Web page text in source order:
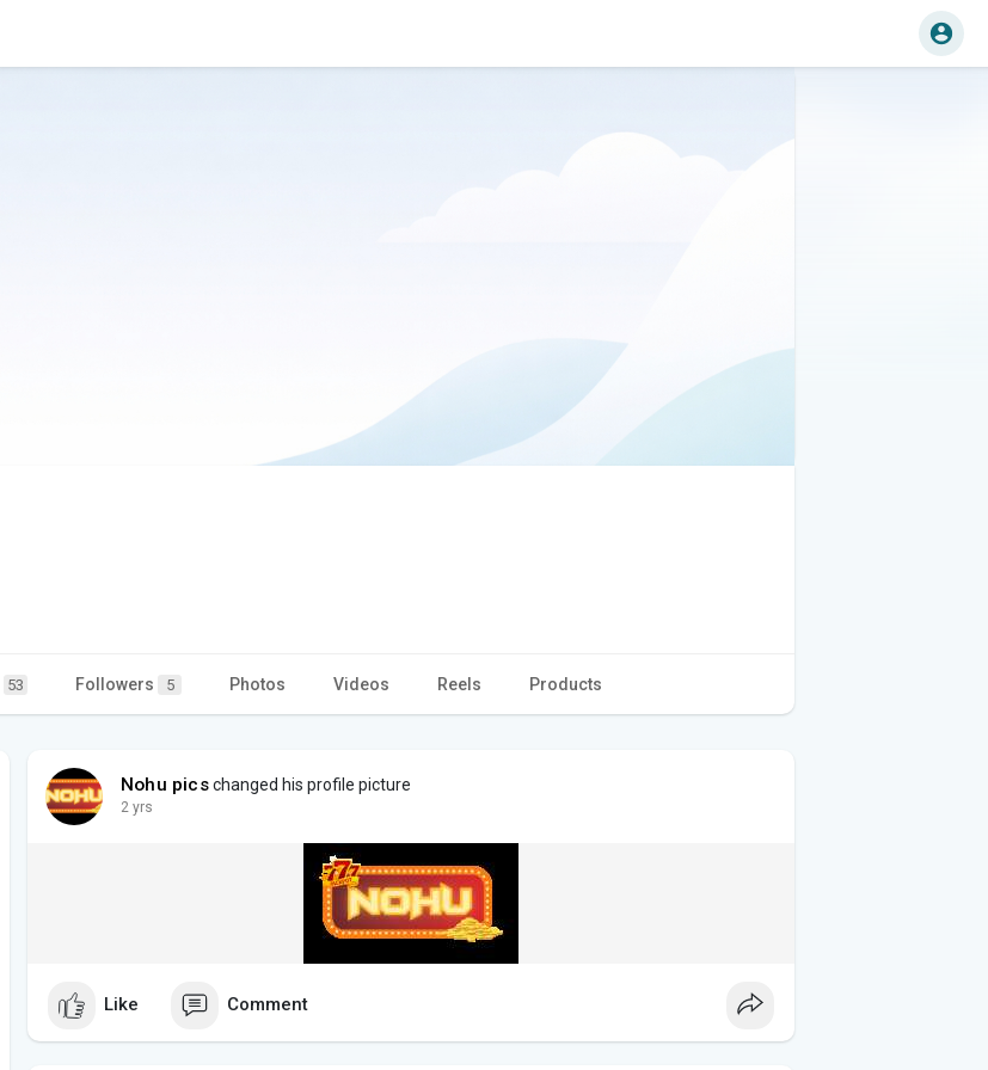
53 Followers 5 Photos Videos Reels Products
Nohu picschanged his profile picture
2 yrs
Like Comment